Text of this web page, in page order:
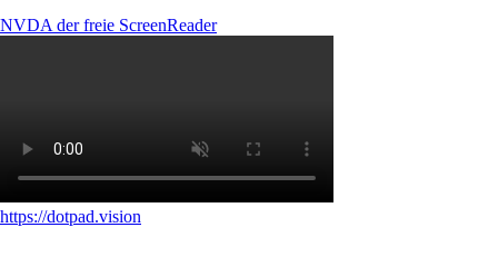
NVDA der freie ScreenReader
https://dotpad.vision